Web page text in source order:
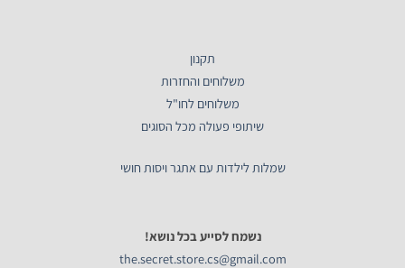
תקנון
משלוחים והחזרות
משלוחים לחו"ל
שיתופי פעולה מכל הסוגים
שמלות לילדות עם אתגר ויסות חושי
נשמח לסייע בכל נושא!
the.secret.store.cs@gmail.com